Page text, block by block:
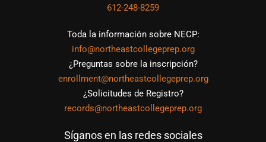
612-248-8259
Toda la información sobre NECP:
info@northeastcollegeprep.org
¿Preguntas sobre la inscripción?
enrollment@northeastcollegeprep.org
¿Solicitudes de Registro?
records@northeastcollegeprep.org
Síganos en las redes sociales